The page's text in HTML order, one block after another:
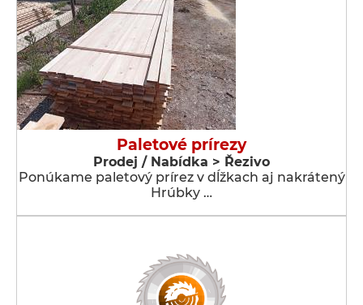
Paletové prírezy
Prodej / Nabídka > Řezivo
Ponúkame paletový prírez v dĺžkach aj nakrátený
Hrúbky …